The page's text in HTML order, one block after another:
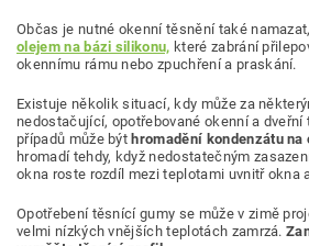
Občas je nutné okenní těsnění také
olejem na bázi silikonu, které zabrání
okennímu rámu nebo zpuchření a praskání.
Existuje několik situací, kdy může za
nedostačující, opotřebované okenní a
případů může být hromadění kondenzátu na
hromadí tehdy, když nedostatečným
okna roste rozdíl mezi teplotami uvnitř okna
Opotřebení těsnící gumy se může v zimě
velmi nízkých vnějších teplotách zamrzá.